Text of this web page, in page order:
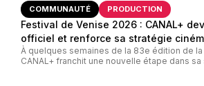
COMMUNAUTÉ PRODUCTION
Festival de Venise 2026 : CANAL+
officiel et renforce sa stratégie
À quelques semaines de la 83e édition de
CANAL+ franchit une nouvelle étape dans sa